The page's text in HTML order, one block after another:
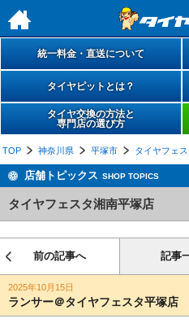
h
統一料金・直送について
タイヤピットとは？
タイヤ交換の方法と
専門店の選び方
TOP 神奈川県 平塚市 タイヤフェ
店舗トピックス SHOP TOPICS
タイヤフェスタ湘南平塚店
前の記事へ 記事
2025年10月15日
ランサー＠タイヤフェスタ平塚店